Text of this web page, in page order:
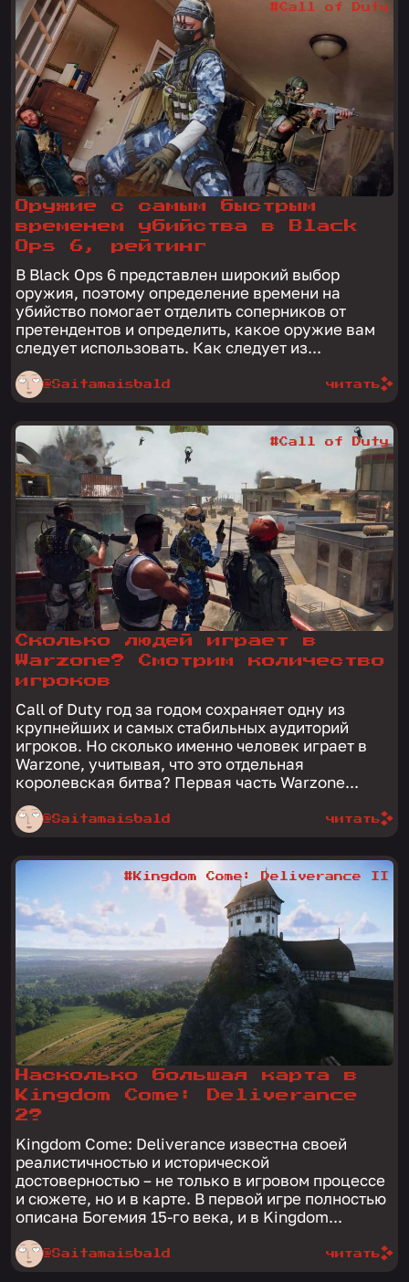
Оружие с самым быстрым
временем убийства в Black
Ops 6, рейтинг
В Black Ops 6 представлен широкий выбор
оружия, поэтому определение времени на
убийство помогает отделить соперников от
претендентов и определить, какое оружие вам
следует использовать. Как следует из...
@Saitamaisbald
#Call of Duty
читать
Сколько людей играет в
Warzone? Смотрим количество
игроков
Call of Duty год за годом сохраняет одну из
крупнейших и самых стабильных аудиторий
игроков. Но сколько именно человек играет в
Warzone, учитывая, что это отдельная
королевская битва? Первая часть Warzone...
@Saitamaisbald
#Call of Duty
читать
Насколько большая карта в
Kingdom Come: Deliverance
2?
Kingdom Come: Deliverance известна своей
реалистичностью и исторической
достоверностью – не только в игровом процессе
и сюжете, но и в карте. В первой игре полностью
описана Богемия 15-го века, и в Kingdom...
@Saitamaisbald
#Kingdom Come: Deliverance II
читать